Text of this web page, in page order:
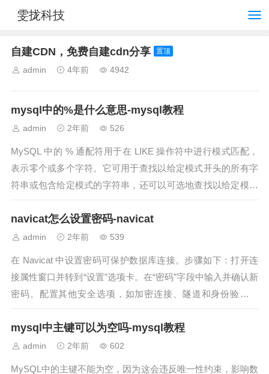
雯拢科技
自建CDN，免费自建cdn分享 置顶
admin 4年前 4942
mysql中的%是什么意思-mysql教程
admin 2年前 526
MySQL 中的 % 通配符用于在 LIKE 操作符中进行模式匹配，
表示零个或多个字符。它可用于查找以给定模式开头的所有字
符串或包含给定模式的字符串，还可以可选地查找以给定模式
结尾的字符串。除了 %...
navicat怎么设置密码-navicat
admin 2年前 539
在 Navicat 中设置密码可保护数据库连接。步骤如下：打开连
接属性窗口并转到“设置”选项卡。在“密码”字段中输入并确认新
密码。配置其他安全选项，如加密连接、隧道和身份验证方
法。确认更改以保存密码。...
mysql中主键可以为空吗-mysql教程
admin 2年前 602
MySQL中的主键不能为空，因为这会违反唯一性约束，影响数